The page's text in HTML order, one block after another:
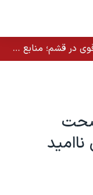
گزارش‌ها از شنیده شدن صدای چند انفجار قوی در قشم؛ منابع حکومتی می‌گویند درگیری در تنگه هرمز بود
صحت